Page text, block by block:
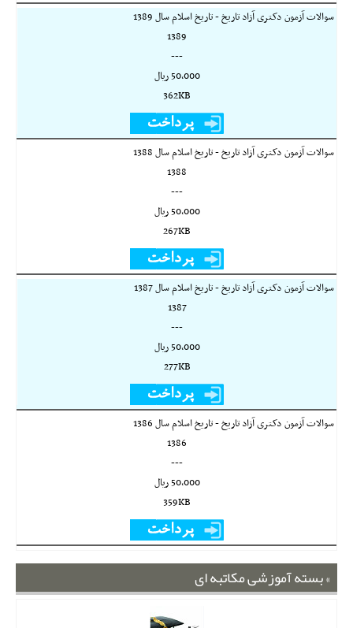
سوالات آزمون دکتری آزاد تاریخ - تاریخ اسلام سال 1389
1389
---
50,000 ريال
362KB
سوالات آزمون دکتری آزاد تاریخ - تاریخ اسلام سال 1388
1388
---
50,000 ريال
267KB
سوالات آزمون دکتری آزاد تاریخ - تاریخ اسلام سال 1387
1387
---
50,000 ريال
277KB
سوالات آزمون دکتری آزاد تاریخ - تاریخ اسلام سال 1386
1386
---
50,000 ريال
359KB
بسته آموزشی مکاتبه ای